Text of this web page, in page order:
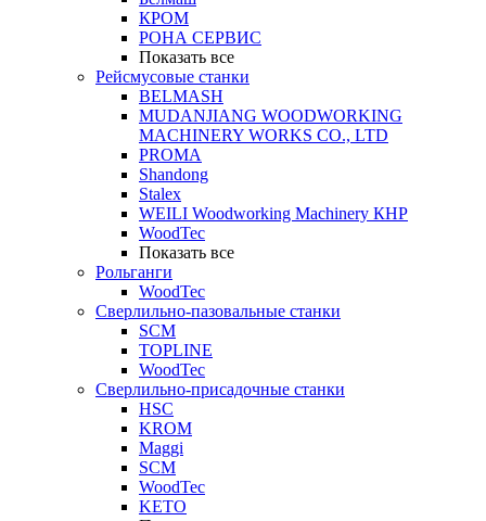
КРОМ
РОНА СЕРВИС
Показать все
Рейсмусовые станки
BELMASH
MUDANJIANG WOODWORKING
MACHINERY WORKS CO., LTD
PROMA
Shandong
Stalex
WEILI Woodworking Machinery КНР
WoodTec
Показать все
Рольганги
WoodTec
Сверлильно-пазовальные станки
SCM
TOPLINE
WoodTec
Сверлильно-присадочные станки
HSC
KROM
Maggi
SCM
WoodTec
KETO